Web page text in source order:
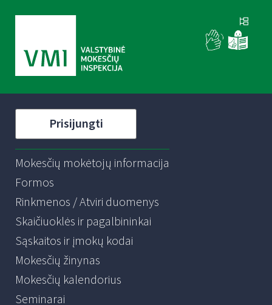
Prisijungti
Mokesčių mokėtojų informacija
Formos
Rinkmenos / Atviri duomenys
Skaičiuoklės ir pagalbininkai
Sąskaitos ir įmokų kodai
Mokesčių žinynas
Mokesčių kalendorius
Seminarai